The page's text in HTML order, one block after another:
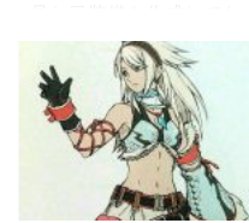
リゲイド装備の魅力はこ
っちでたくさん語ってま
す 重ね着はアイテム
BOXでも装備・カラー変
更可能に アイテムボ ...
んです。 そしたら判明し
た「重ね着装備」システ
ムの非常に残念な仕様
が・・・ 追記：アプデ
4.00（2018/5）によ
り、重ね着がアイテムボ
ックスからも変更可能に